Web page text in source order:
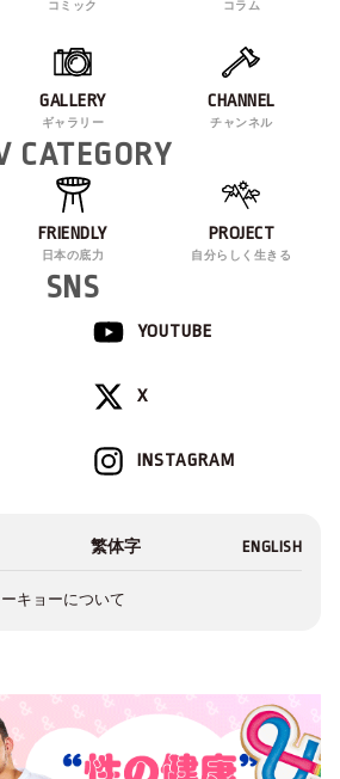
コミック コラム
GALLERY
ギャラリー
CHANNEL
チャンネル
CATEGORY
FRIENDLY
日本の底力
PROJECT
自分らしく生きる
SNS
YOUTUBE
X
INSTAGRAM
キョーについて